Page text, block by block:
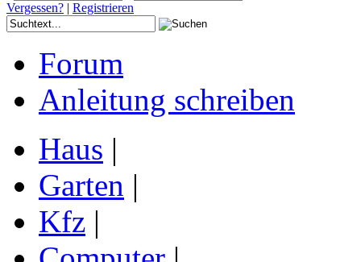
Vergessen? | Registrieren
Forum
Anleitung schreiben
Haus |
Garten |
Kfz |